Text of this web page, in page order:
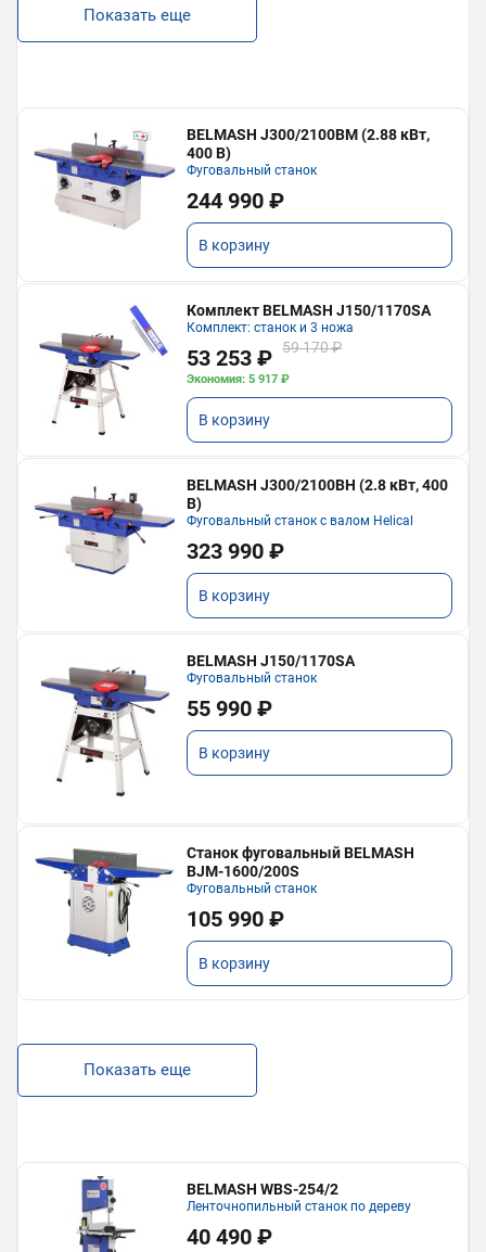
Показать еще
BELMASH J300/2100ВМ (2.88 кВт,
400 В)
Фуговальный станок
244 990 ₽
В корзину
Комплект BELMASH J150/1170SA
Комплект: станок и 3 ножа
53 253 ₽ 59 170 ₽
Экономия: 5 917 ₽
В корзину
BELMASH J300/2100ВH (2.8 кВт, 400
В)
Фуговальный станок с валом Helical
323 990 ₽
В корзину
BELMASH J150/1170SA
Фуговальный станок
55 990 ₽
В корзину
Станок фуговальный BELMASH
BJM-1600/200S
Фуговальный станок
105 990 ₽
В корзину
Показать еще
BELMASH WBS-254/2
Ленточнопильный станок по дереву
40 490 ₽